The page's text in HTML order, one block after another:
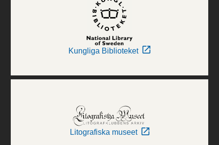
Kungliga Biblioteket
Litografiska museet